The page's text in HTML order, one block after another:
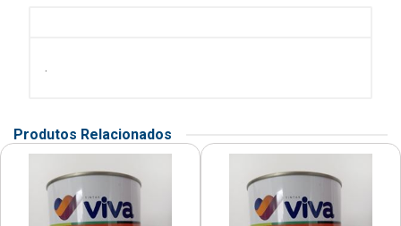
.
Produtos Relacionados